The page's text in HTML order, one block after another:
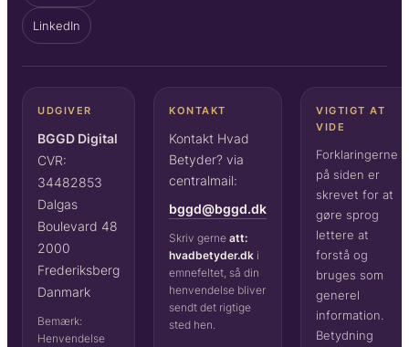
LinkedIn
UDGIVER
BGGD Digital
CVR:
34482853
Dalgas
Boulevard 48
2000
Frederiksberg
Danmark
Bemærk:
Henvendelse
KONTAKT
Kontakt Hvad
Betyder? via
centralmail:
bggd@bggd.dk
Skriv gerne att:
hvadbetyder.dk i
emnefeltet, så din
henvendelse bliver
sendt det rigtige
sted hen.
VIGTIGT AT
VIDE
Forklaringerne
på siden er
skrevet for at
gøre sprog
lettere at
forstå og
bruges som
generel
information.
Betydning